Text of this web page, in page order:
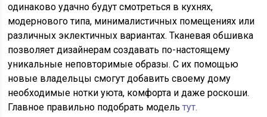
одинаково удачно будут смотреться в кухнях,
модернового типа, минималистичных помещениях или
различных эклектичных вариантах. Тканевая обшивка
позволяет дизайнерам создавать по-настоящему
уникальные неповторимые образы. С их помощью
новые владельцы смогут добавить своему дому
необходимые нотки уюта, комфорта и даже роскоши.
Главное правильно подобрать модельтут.